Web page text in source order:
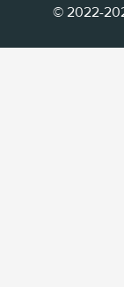
© 2022-